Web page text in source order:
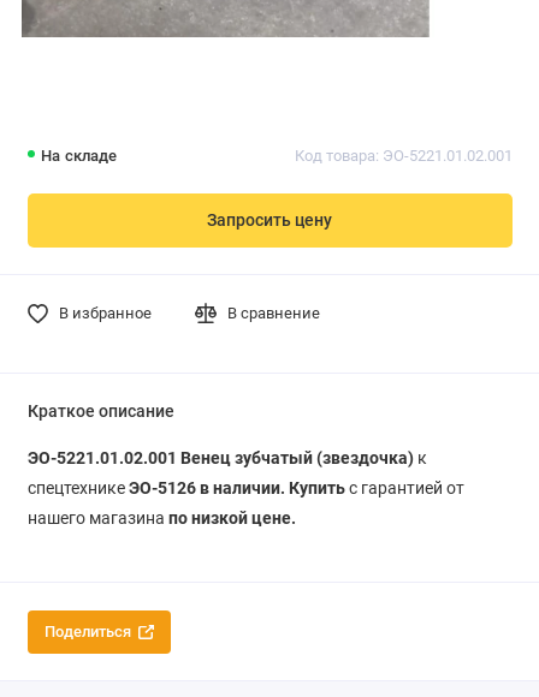
На складе Код товара: ЭО-5221.01.02.001
Запросить цену
В избранное В сравнение
Краткое описание
ЭО-5221.01.02.001 Венец зубчатый (звездочка) к
спецтехникеЭО-5126 в наличии. Купитьс гарантией от
нашего магазина по низкой цене.
Поделиться